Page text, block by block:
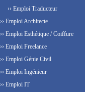
›› Emploi Traducteur
›› Emploi Architecte
›› Emploi Esthétique / Coiffure
›› Emploi Freelance
›› Emploi Génie Civil
›› Emploi Ingénieur
›› Emploi IT